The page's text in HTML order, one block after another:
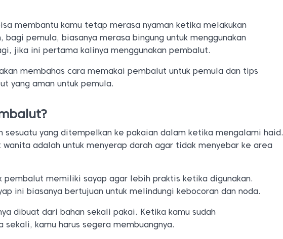
membantu kamu tetap merasa nyaman ketika melakukan
bagi pemula, biasanya merasa bingung untuk menggunakan
jika ini pertama kalinya menggunakan pembalut.
membahas cara memakai pembalut untuk pemula dan tips
yang aman untuk pemula.
sesuatu yang ditempelkan ke pakaian dalam ketika mengalami haid.
wanita adalah untuk menyerap darah agar tidak menyebar ke area
pembalut memiliki sayap agar lebih praktis ketika digunakan.
ini biasanya bertujuan untuk melindungi kebocoran dan noda.
dibuat dari bahan sekali pakai. Ketika kamu sudah
sekali, kamu harus segera membuangnya.